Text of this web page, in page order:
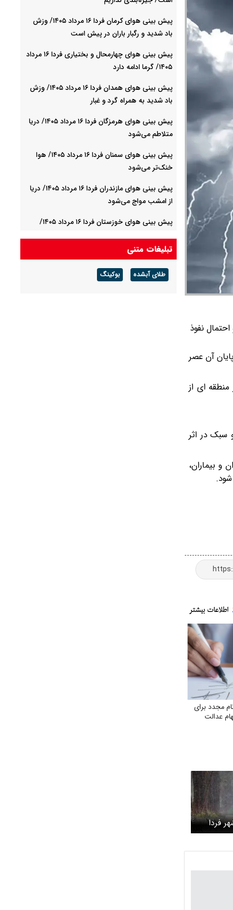
نفوذ
این هشدار ظهر چهارشنبه (۳۰ اردیبهشت) و پایان آن عصر
ای از
در اثر
و بیماران،
مجدد برای
عدالت
فردا
باران تا
پیش بینی هوای کرمان فردا ۱۶ مرداد ۱۴۰۵/ وزش
باد شدید و رگبار باران در پیش است
پیش بینی هوای چهارمحال و بختیاری فردا ۱۶ مرداد
۱۴۰۵/ گرما ادامه دارد
پیش بینی هوای همدان فردا ۱۶ مرداد ۱۴۰۵/ وزش
باد شدید به همراه گرد و غبار
پیش بینی هوای هرمزگان فردا ۱۶ مرداد ۱۴۰۵/ دریا
متلاطم می‌شود
پیش بینی هوای سمنان فردا ۱۶ مرداد ۱۴۰۵/ هوا
خنک‌تر می‌شود
پیش بینی هوای مازندران فردا ۱۶ مرداد ۱۴۰۵/ دریا
از امشب مواج می‌شود
پیش بینی هوای خوزستان فردا ۱۶ مرداد ۱۴۰۵/
باد و رگبار پراکنده
تبلیغات متنی
طلای آبشده بوکینگ